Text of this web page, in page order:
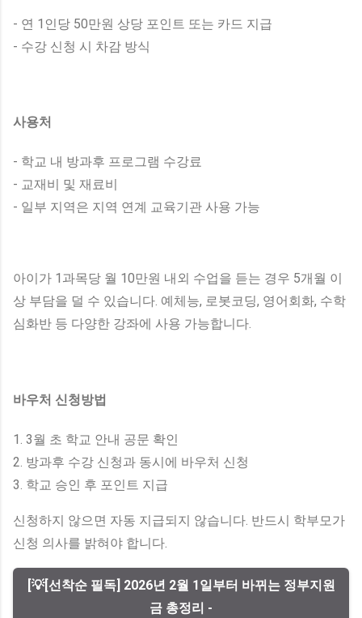
- 연 1인당 50만원 상당 포인트 또는 카드 지급
- 수강 신청 시 차감 방식
사용처
- 학교 내 방과후 프로그램 수강료
- 교재비 및 재료비
- 일부 지역은 지역 연계 교육기관 사용 가능
아이가 1과목당 월 10만원 내외 수업을 듣는 경우 5개월 이
상 부담을 덜 수 있습니다. 예체능, 로봇코딩, 영어회화, 수학
심화반 등 다양한 강좌에 사용 가능합니다.
바우처 신청방법
1. 3월 초 학교 안내 공문 확인
2. 방과후 수강 신청과 동시에 바우처 신청
3. 학교 승인 후 포인트 지급
신청하지 않으면 자동 지급되지 않습니다. 반드시 학부모가
신청 의사를 밝혀야 합니다.
[💡[선착순 필독] 2026년 2월 1일부터 바뀌는 정부지원
금 총정리 -